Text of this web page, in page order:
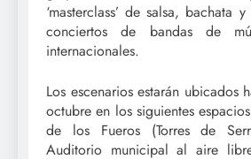
‘masterclass’ de salsa, bachata
conciertos de bandas de
internacionales.
Los escenarios estarán ubicados
octubre en los siguientes
de los Fueros (Torres de
Auditorio municipal al aire